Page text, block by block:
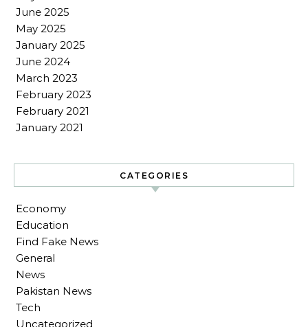
June 2025
May 2025
January 2025
June 2024
March 2023
February 2023
February 2021
January 2021
CATEGORIES
Economy
Education
Find Fake News
General
News
Pakistan News
Tech
Uncategorized